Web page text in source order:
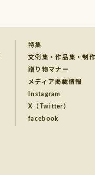
特集
文例集・作品集・制
贈り物マナー
メディア掲載情報
Instagram
X（Twitter）
facebook